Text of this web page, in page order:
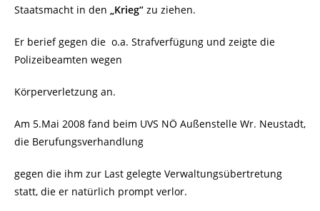
Staatsmacht in den „Krieg“ zu ziehen.
Er berief gegen die o.a. Strafverfügung und zeigte die
Polizeibeamten wegen
Körperverletzung an.
Am 5.Mai 2008 fand beim UVS NÖ Außenstelle Wr. Neustadt,
die Berufungsverhandlung
gegen die ihm zur Last gelegte Verwaltungsübertretung
statt, die er natürlich prompt verlor.